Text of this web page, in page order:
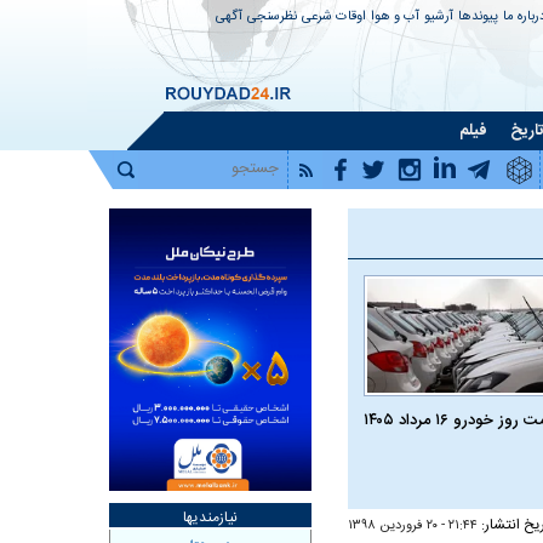
ما پیوندها آرشیو آب و هوا اوقات شرعی نظرسنجی آگهی
تاریخ فیلم
خودرو ۱۶ مرداد ۱۴۰۵
انتشار: ۲۱:۴۴ - ۲۰ فروردين ۱۳۹۸ نیازمندیها